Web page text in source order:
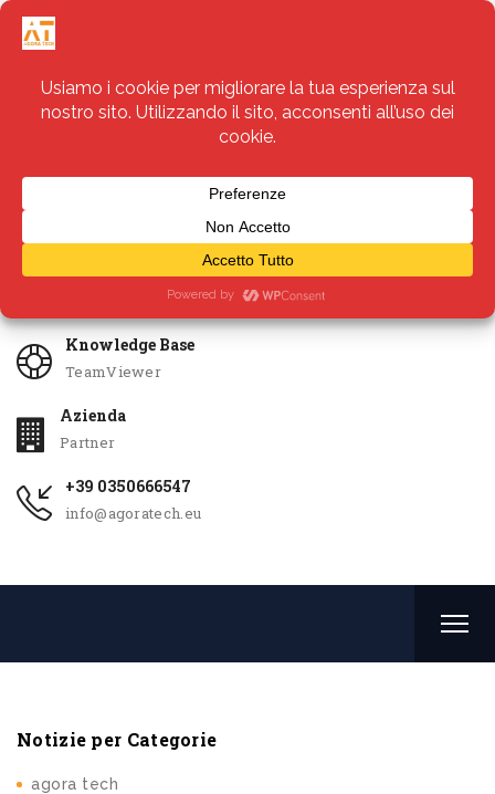
Servizi
Knowledge Base
TeamViewer
Azienda
Partner
+39 0350666547
info@agoratech.eu
Notizie per Categorie
agora tech